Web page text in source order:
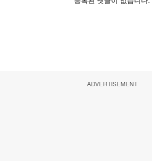
ADVERTISEMENT